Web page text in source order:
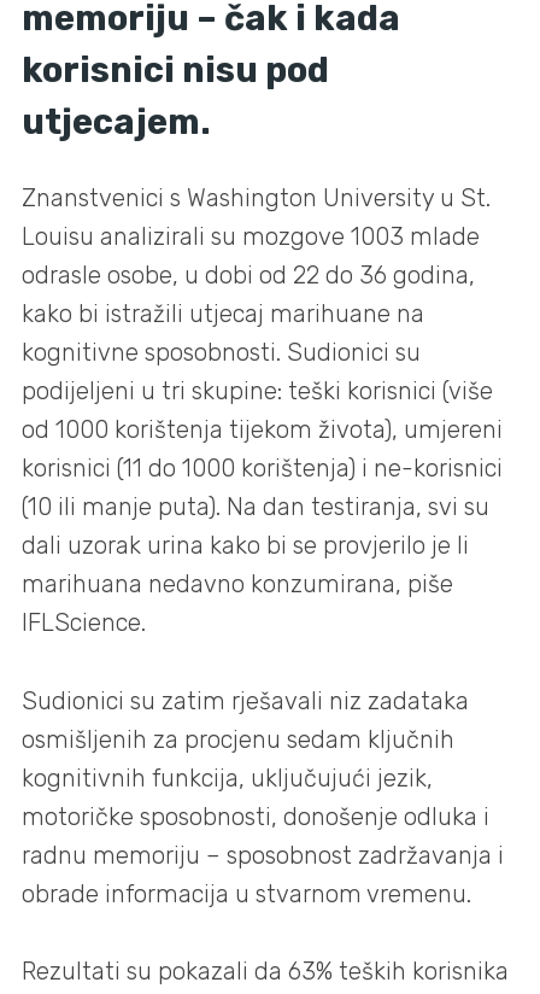
memoriju – čak i kada
korisnici nisu pod
utjecajem.
Znanstvenici s Washington University u St.
Louisu analizirali su mozgove 1003 mlade
odrasle osobe, u dobi od 22 do 36 godina,
kako bi istražili utjecaj marihuane na
kognitivne sposobnosti. Sudionici su
podijeljeni u tri skupine: teški korisnici (više
od 1000 korištenja tijekom života), umjereni
korisnici (11 do 1000 korištenja) i ne-korisnici
(10 ili manje puta). Na dan testiranja, svi su
dali uzorak urina kako bi se provjerilo je li
marihuana nedavno konzumirana, piše
IFLScience.
Sudionici su zatim rješavali niz zadataka
osmišljenih za procjenu sedam ključnih
kognitivnih funkcija, uključujući jezik,
motoričke sposobnosti, donošenje odluka i
radnu memoriju – sposobnost zadržavanja i
obrade informacija u stvarnom vremenu.
Rezultati su pokazali da 63% teških korisnika